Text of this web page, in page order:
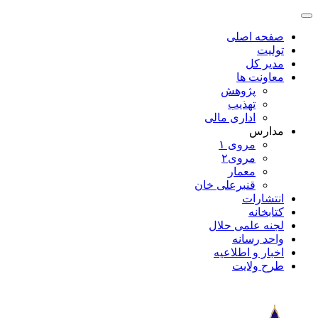
صفحه اصلی
تولیت
مدیر کل
معاونت ها
پژوهش
تهذیب
اداری مالی
مدارس
مروی ۱
مروی۲
معمار
قنبرعلی خان
انتشارات
کتابخانه
لجنه علمی حلال
واحد رسانه
اخبار و اطلاعیه
طرح ولایت